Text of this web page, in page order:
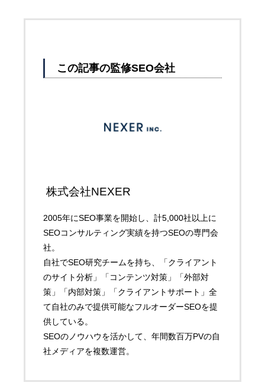
この記事の監修SEO会社
株式会社NEXER
2005年にSEO事業を開始し、計5,000社以上に
SEOコンサルティング実績を持つSEOの専門会
社。
自社でSEO研究チームを持ち、「クライアント
のサイト分析」「コンテンツ対策」「外部対
策」「内部対策」「クライアントサポート」全
て自社のみで提供可能なフルオーダーSEOを提
供している。
SEOのノウハウを活かして、年間数百万PVの自
社メディアを複数運営。